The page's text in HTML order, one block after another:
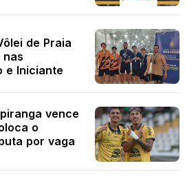
de Praia
nas
e Iniciante
vence
o
por vaga